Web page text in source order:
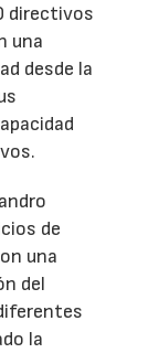
directivos
una
desde la
de
una
del
la